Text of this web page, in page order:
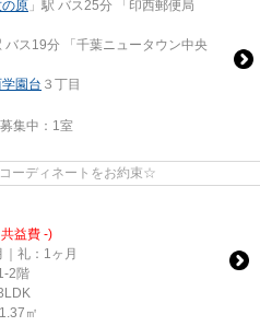
原 」駅 バス25分 「印西郵便局
バス19分 「千葉ニュータウン中央
園台 ３丁目
集中： 1室
ーディネートをお約束☆
益費 -)
｜礼：1ヶ月
2階
㎡